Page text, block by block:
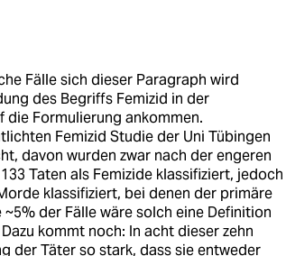
Fälle sich dieser Paragraph wird
des Begriffs Femizid in der
Formulierung ankommen.
Femizid Studie der Uni Tübingen
davon wurden zwar nach der engeren
Taten als Femizide klassifiziert, jedoch
klassifiziert, bei denen der primäre
der Fälle wäre solch eine Definition
kommt noch: In acht dieser zehn
der Täter so stark, dass sie entweder